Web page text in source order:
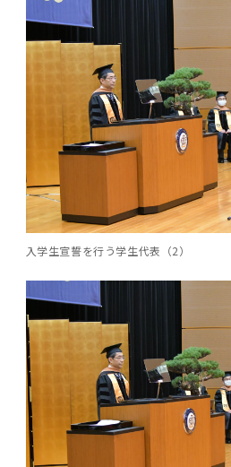
会計監査人候補者の決定につ
教育等の情報
動物実験等に関する情報
企業等からの資金提供状況の
女性活躍推進法による一般事
動計画
女性の活躍推進に向けた取り
目標とする教員の適正な年齢
キャンパスマスタープラン
動計画
女性の活躍推進に向けた取り
次世代認定マーク「くるみ
（基準適合一般事業主認定）
留学について
キャンパス紹介
令和６年度（２０２４年度）
世代フロントランナー育成プ
系）「Science Tokyo
（旧TMDU卓越大学院生制度
学対象）の募集について
Call for Applications to
Program (formerly the
Program) for the 2024
令和6年度（2024年度）東京
（※春入学対象）について
Call for Application to
Programs (II) for the 2023
by Eligible Students
令和５年度（２０２３年度
「卓越大学院生制度（Ⅱ）」
医学部在学生
歯学部在学生
大学院在学生
附属学校在学生
修学上の支援について
学生相談支援室
障害を理由とする差別の解
応要領
バリアフリーマップ
困りごと対策貸出グッズ
令和７年度（２０２５年度）
入推奨仕様書
令和６年度（２０２４年度
「研究者早期育成コース」
式を行いました。
令和５年度（２０２３年度）
「研究者早期育成コース及び
ス」採用決定通知書授与式を
令和４年度（２０２２年度）
「研究者早期育成コース及び
ス」採用決定通知書授与式を
令和３年度（２０２１年度
「卓越大学院生制度（Ⅰ）」
与式を行いました。
就職支援サイトリンク集
就職支援ガイド
外国人留学生の就職情報につ
就職活動体験談について
OB・OG情報について
内定取り消しについて
進路届の提出について
その他 就職関連情報（推薦
医歯学総合研究科博士課程生
修要項（シラバス）
2024年（25.7MB）
2023年（49.5MB）
2022年（38.1 MB）
2021年（PDF：71.9 MB）
2020年 （PDF：67.8MB）
2019年 （PDF：71.7MB）
2018年 （PDF：83.3MB）
2017年 （PDF：75.1MB）
2016年 （PDF：73.0MB）
セミナー・特別講義
セミナー・特別講義トップ
2026年度
2025年度
2023年度
2024年度
2022年度
2021年度
2020年度
設置計画履行状況報告書
年報トップ
2024年（PDF：5.4MB）
2023年（PDF：4.5MB）
2022年（PDF：53.8 MB）
2021年（PDF：4.5 MB）
2019年 （PDF：5.2MB）
2018年 （PDF：18.7MB）
2017年 （PDF：7.2MB）
医学・歯学分野における数理
ス・AI教育開発事業
大学統合時の教育・学生生
向け
Regarding education and
the integration（For
students）
大学統合時の教育・学生生活
Regarding education and
the integration (For
教学IR関連公開情報
教学IR関連公開情報トップ
卒業生進路アンケート
統合研究機構・統合イノベー
統合イノベーション機構
統合イノベーション機構トッ
医療ビッグデータによるトー
イノベーション創出の基盤構
オープンイノベーションセン
ヘルスサイエンスR&Dセンター
若手研究者支援センター（
研究基盤クラスター（統合研
研究基盤クラスター（統合研
リサーチコアセンター
実験動物センター
生命倫理研究センター
疾患バイオリソースセンター
先端医歯工学創成クラスター
先端医歯工学創成クラスター
トップ
再生医療研究センター
再生医療研究センター（微生
プ）
統合研究機構から他部局へ異
統合研究機構から他部局へ異
ップ
低侵襲医療センター（旧：
ンター）
オープンイノベーションセン
統合国際機構
統合情報機構（図書館部門
統合情報機構（図書館部門
門）トップ
ITヘルプデスク（学内専用サ
ITセキュリティ部門（学内専
図書館部門
図書館部門トップ
デジタル変革推進事務室
学生支援・保健管理機構
学生支援・保健管理機構トップ
保健管理センター
湯島学生支援センター
湯島学生支援センタートップ
環境安全管理室
環境安全管理室トップ
環境報告書
広報部
利益相反に関する説明会資料(
内専用)
研究大学強化促進事業に関
入学生宣誓を行う学生代表（2）